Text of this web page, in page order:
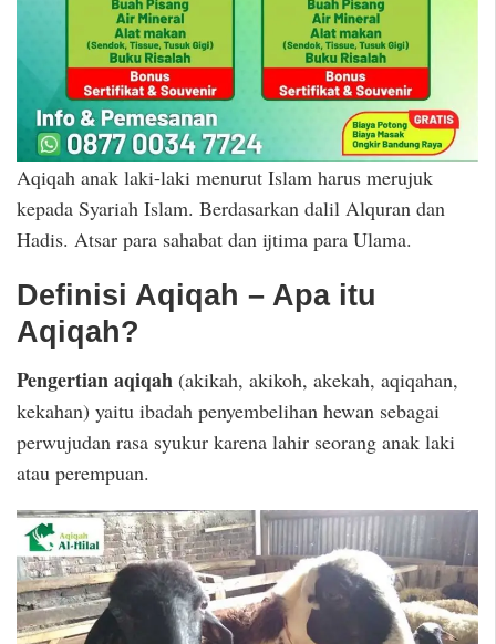
Aqiqah anak laki-laki menurut Islam harus merujuk
kepada Syariah Islam. Berdasarkan dalil Alquran dan
Hadis. Atsar para sahabat dan ijtima para Ulama.
Definisi Aqiqah – Apa itu
Aqiqah?
Pengertian aqiqah (akikah, akikoh, akekah, aqiqahan,
kekahan) yaitu ibadah penyembelihan hewan sebagai
perwujudan rasa syukur karena lahir seorang anak laki
atau perempuan.